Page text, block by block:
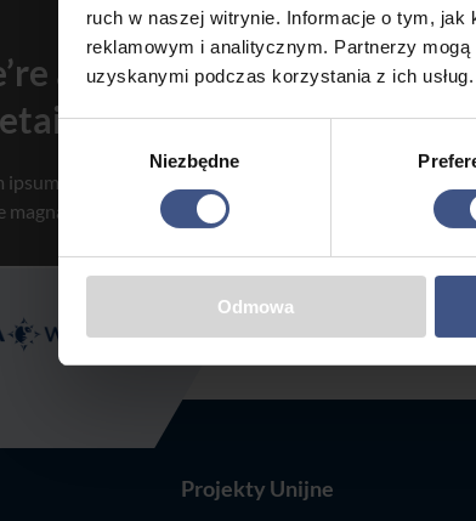
ruch w naszej witrynie. Informacje o tym,
reklamowym i analitycznym. Partnerzy
uzyskanymi podczas korzystania z ich usług.
Wybór
Niezbędne
Odmowa
available for 8 hours a
analysis and
ipsum dolor sit amet, consectetur adipisicing elit sed do
magna aliqua. quis nostrud exercitation.

roza@roza.pl
Projekty Unijne